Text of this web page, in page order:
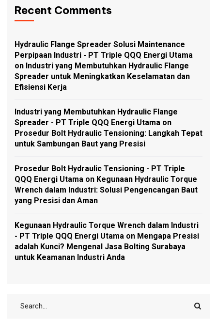
Recent Comments
Hydraulic Flange Spreader Solusi Maintenance
Perpipaan Industri - PT Triple QQQ Energi Utama
on Industri yang Membutuhkan Hydraulic Flange
Spreader untuk Meningkatkan Keselamatan dan
Efisiensi Kerja
Industri yang Membutuhkan Hydraulic Flange
Spreader - PT Triple QQQ Energi Utama on
Prosedur Bolt Hydraulic Tensioning: Langkah Tepat
untuk Sambungan Baut yang Presisi
Prosedur Bolt Hydraulic Tensioning - PT Triple
QQQ Energi Utama on Kegunaan Hydraulic Torque
Wrench dalam Industri: Solusi Pengencangan Baut
yang Presisi dan Aman
Kegunaan Hydraulic Torque Wrench dalam Industri
- PT Triple QQQ Energi Utama on Mengapa Presisi
adalah Kunci? Mengenal Jasa Bolting Surabaya
untuk Keamanan Industri Anda